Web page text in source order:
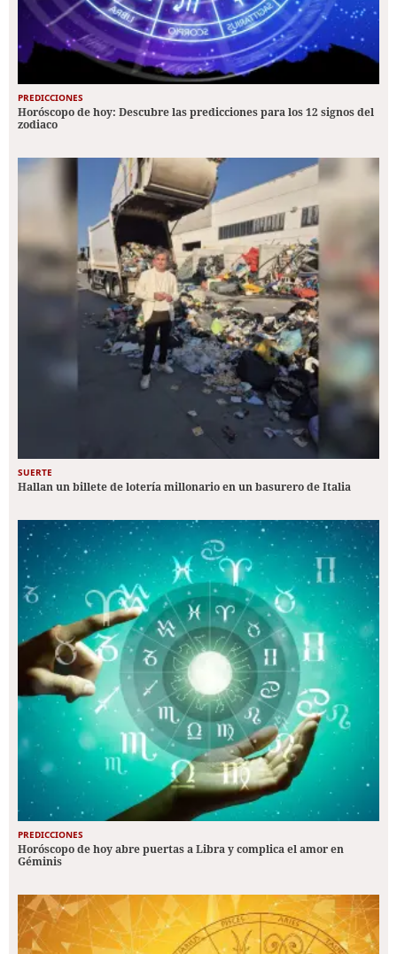
PREDICCIONES
Horóscopo de hoy: Descubre las predicciones para los 12 signos del
zodiaco
SUERTE
Hallan un billete de lotería millonario en un basurero de Italia
PREDICCIONES
Horóscopo de hoy abre puertas a Libra y complica el amor en
Géminis